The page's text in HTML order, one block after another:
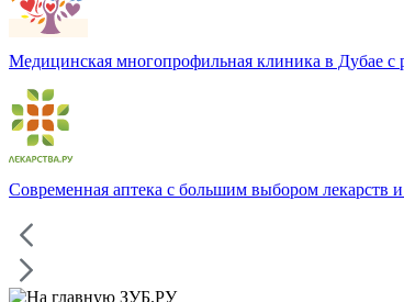
Медицинская многопрофильная клиника в Дубае с
Современная аптека с большим выбором лекарств